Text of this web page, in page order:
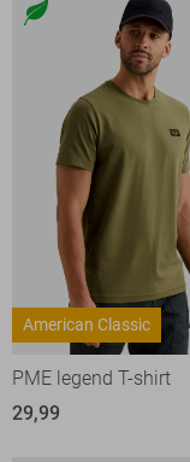
American Classic
PME legend T-shirt
29,99